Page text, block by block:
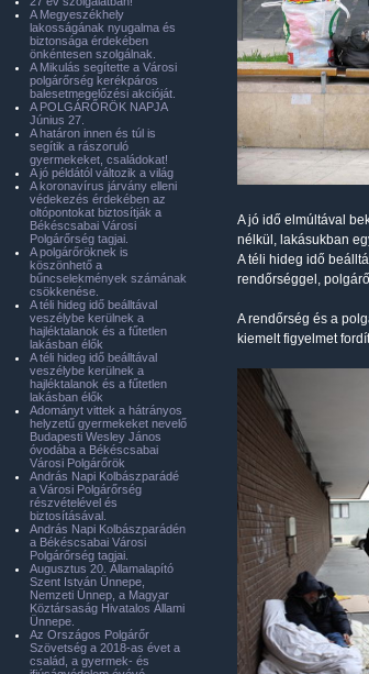
A jó idő elmúltával
nélkül, lakásukban
A téli hideg idő
rendőrséggel,
A rendőrség és a
kiemelt figyelmet
A Megyeszékhely
lakosságának nyugalma és
biztonsága érdekében
önkéntesen szolgálnak.
A Mikulás segítette a Városi
polgárőrség kerékpáros
balesetmegelőzési akcióját.
A POLGÁRŐRÖK NAPJA
Június 27.
A határon innen és túl is
segítik a rászoruló
gyermekeket, családokat!
A jó példától változik a világ
A koronavírus járvány elleni
védekezés érdekében az
oltópontokat biztosítják a
Békéscsabai Városi
Polgárőrség tagjai.
A polgárőröknek is
köszönhető a
bűncselekmények számának
csökkenése.
A téli hideg idő beálltával
veszélybe kerülnek a
hajléktalanok és a fűtetlen
lakásban élők
A téli hideg idő beálltával
veszélybe kerülnek a
hajléktalanok és a fűtetlen
lakásban élők
Adományt vittek a hátrányos
helyzetű gyermekeket nevelő
Budapesti Wesley János
óvodába a Békéscsabai
Városi Polgárőrök
András Napi Kolbászparádé
a Városi Polgárőrség
részvételével és
biztosításával.
András Napi Kolbászparádén
a Békéscsabai Városi
Polgárőrség tagjai.
Augusztus 20. Államalapító
Szent István Ünnepe,
Nemzeti Ünnep, a Magyar
Köztársaság Hivatalos Állami
Ünnepe.
Az Országos Polgárőr
Szövetség a 2018-as évet a
család, a gyermek- és